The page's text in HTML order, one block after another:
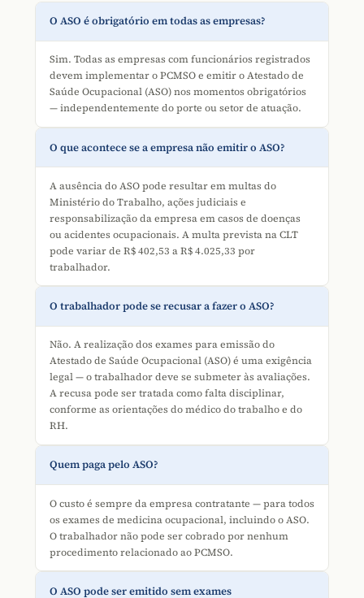
O ASO é obrigatório em todas as empresas?
Sim. Todas as empresas com funcionários registrados
devem implementar o PCMSO e emitir o Atestado de
Saúde Ocupacional (ASO) nos momentos obrigatórios
— independentemente do porte ou setor de atuação.
O que acontece se a empresa não emitir o ASO?
A ausência do ASO pode resultar em multas do
Ministério do Trabalho, ações judiciais e
responsabilização da empresa em casos de doenças
ou acidentes ocupacionais. A multa prevista na CLT
pode variar de R$ 402,53 a R$ 4.025,33 por
trabalhador.
O trabalhador pode se recusar a fazer o ASO?
Não. A realização dos exames para emissão do
Atestado de Saúde Ocupacional (ASO) é uma exigência
legal — o trabalhador deve se submeter às avaliações.
A recusa pode ser tratada como falta disciplinar,
conforme as orientações do médico do trabalho e do
RH.
Quem paga pelo ASO?
O custo é sempre da empresa contratante — para todos
os exames de medicina ocupacional, incluindo o ASO.
O trabalhador não pode ser cobrado por nenhum
procedimento relacionado ao PCMSO.
O ASO pode ser emitido sem exames